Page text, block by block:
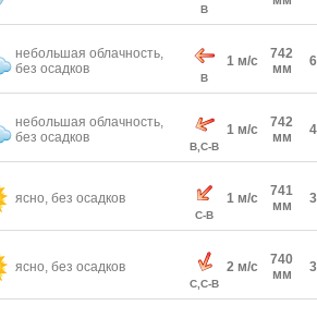
В
небольшая облачность,
без осадков
В
1 м/с
742
мм
небольшая облачность,
без осадков
В,С-В
1 м/с
742
мм
ясно, без осадков
С-В
1 м/с
741
мм
ясно, без осадков
С,С-В
2 м/с
740
мм